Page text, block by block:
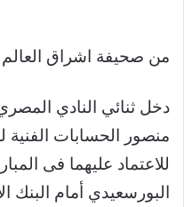
من صحيفة اشراق العالم 24:[ad_1]
دخل ثنائي النادي
منصور الحسابات
للاعتماد عليهما فى
البورسعيدي أمام البنك